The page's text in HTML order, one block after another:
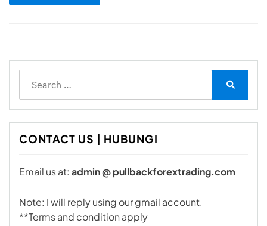
for:
CONTACT US | HUBUNGI
Email us at: admin @ pullbackforextrading.com
Note: I will reply using our gmail account.
**Terms and condition apply